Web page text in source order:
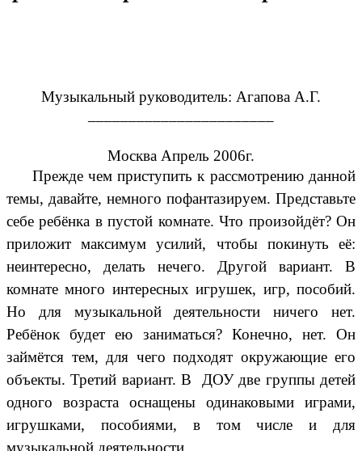
Музыкальный руководитель: Агапова А.Г.
Москва Апрель 2006г.
Прежде чем приступить к рассмотрению данной
темы, давайте, немного пофантазируем. Представьте
себе ребёнка в пустой комнате. Что произойдёт? Он
приложит максимум усилий, чтобы покинуть её:
неинтересно, делать нечего. Другой вариант. В
комнате много интересных игрушек, игр, пособий.
Но для музыкальной деятельности ничего нет.
Ребёнок будет ею заниматься? Конечно, нет. Он
займётся тем, для чего подходят окружающие его
объекты. Третий вариант. В ДОУ две группы детей
одного возраста оснащены одинаковыми играми,
игрушками, пособиями, в том числе и для
музыкальной деятельности.